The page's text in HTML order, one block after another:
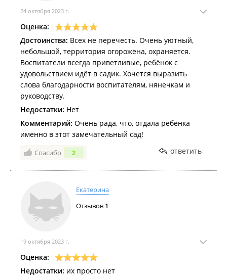
24 октября 2023 г.
Оценка:
Достоинства: Всех не перечесть. Очень уютный,
небольшой, территория огорожена, охраняется.
Воспитатели всегда приветливые, ребёнок с
удовольствием идёт в садик. Хочется выразить
слова благодарности воспитателям, нянечкам и
руководству.
Недостатки: Нет
Комментарий: Очень рада, что, отдала ребёнка
именно в этот замечательный сад!
Спасибо 2 ответить
Екатерина
Отзывов 1
19 октября 2023 г.
Оценка:
Недостатки: их просто нет